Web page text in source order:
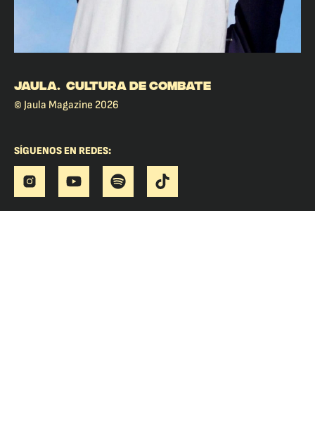
JAULA. CULTURA DE COMBATE
© Jaula Magazine 2026
SÍGUENOS EN REDES: